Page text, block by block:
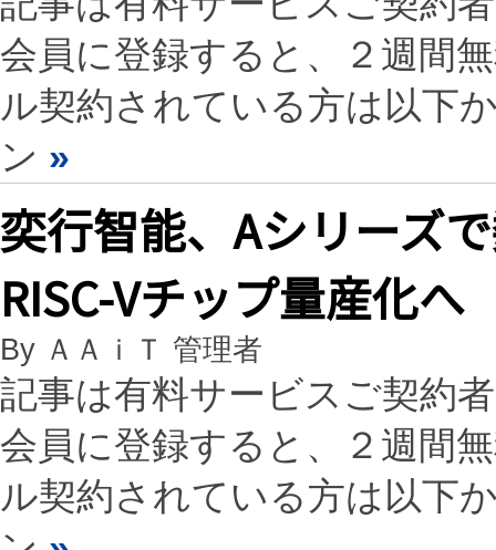
会員に登録すると、２週間
ル契約されている方は以下
ン »
奕行智能、Aシリーズ
RISC-Vチップ量産化へ
By ＡＡｉＴ 管理者
記事は有料サービスご契約
会員に登録すると、２週間
ル契約されている方は以下